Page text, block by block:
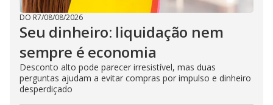
DO R7/08/08/2026
Seu dinheiro: liquidação nem
sempre é economia
Desconto alto pode parecer irresistível, mas duas
perguntas ajudam a evitar compras por impulso e dinheiro
desperdiçado